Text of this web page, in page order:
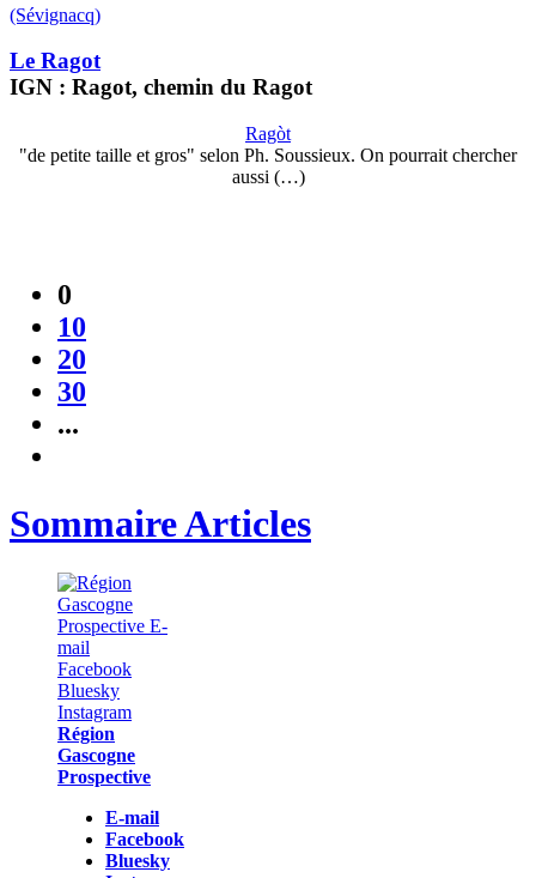
(Sévignacq)
Le Ragot
IGN : Ragot, chemin du Ragot
Ragòt
"de petite taille et gros" selon Ph. Soussieux. On pourrait chercher
aussi (…)
0
10
20
30
...
Sommaire Articles
Région
Gascogne
Prospective
E-mail
Facebook
Bluesky